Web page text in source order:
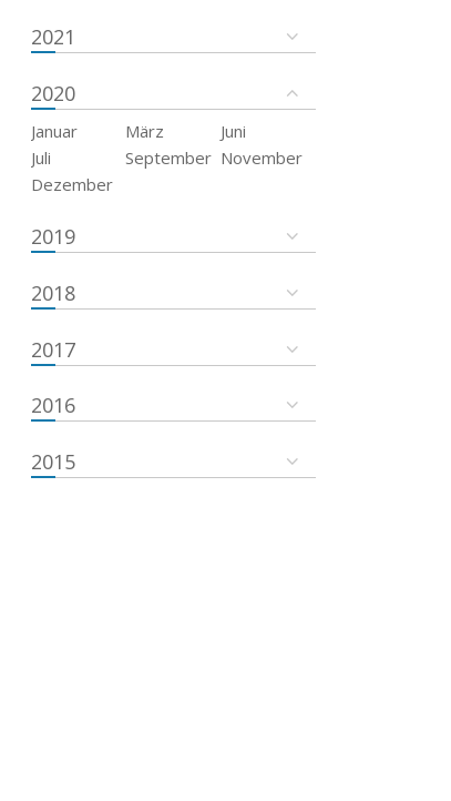
2021
2020
Januar März
Juni
Juli
September November
Dezember
2019
2018
2017
2016
2015